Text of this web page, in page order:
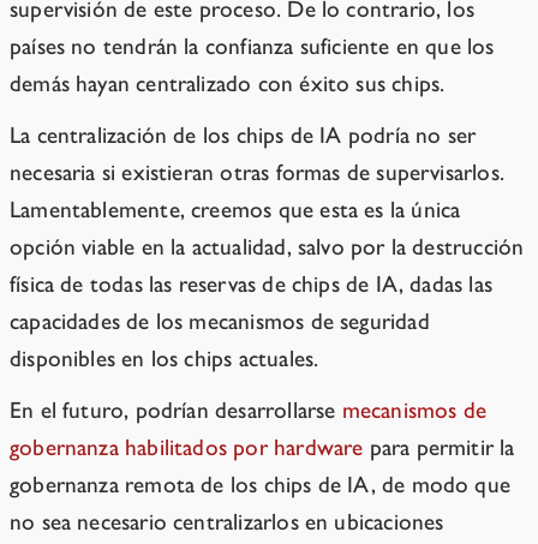
supervisión de este proceso. De lo contrario, los
países no tendrán la confianza suficiente en que los
demás hayan centralizado con éxito sus chips.
La centralización de los chips de IA podría no ser
necesaria si existieran otras formas de supervisarlos.
Lamentablemente, creemos que esta es la única
opción viable en la actualidad, salvo por la destrucción
física de todas las reservas de chips de IA, dadas las
capacidades de los mecanismos de seguridad
disponibles en los chips actuales.
En el futuro, podrían desarrollarse mecanismos de
gobernanza habilitados por hardware para permitir la
gobernanza remota de los chips de IA, de modo que
no sea necesario centralizarlos en ubicaciones